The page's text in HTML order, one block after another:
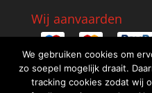
Wij aanvaarden
We gebruiken cookies om
zo soepel mogelijk draait.
tracking cookies zodat wij